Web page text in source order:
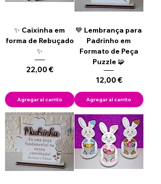
✨ Caixinha em
forma de Rebuçado
✨
Precio
22,00 €
Agregar al carrito
💙 Lembrança para
Padrinho em
Formato de Peça
Puzzle 🧩
Precio
12,00 €
Agregar al carrito